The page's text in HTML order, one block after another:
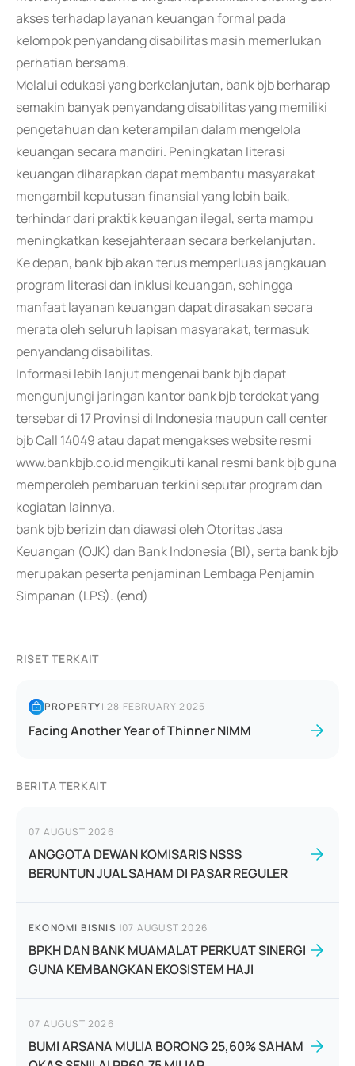
akses terhadap layanan keuangan formal pada
kelompok penyandang disabilitas masih memerlukan
perhatian bersama.
Melalui edukasi yang berkelanjutan, bank bjb berharap
semakin banyak penyandang disabilitas yang memiliki
pengetahuan dan keterampilan dalam mengelola
keuangan secara mandiri. Peningkatan literasi
keuangan diharapkan dapat membantu masyarakat
mengambil keputusan finansial yang lebih baik,
terhindar dari praktik keuangan ilegal, serta mampu
meningkatkan kesejahteraan secara berkelanjutan.
Ke depan, bank bjb akan terus memperluas jangkauan
program literasi dan inklusi keuangan, sehingga
manfaat layanan keuangan dapat dirasakan secara
merata oleh seluruh lapisan masyarakat, termasuk
penyandang disabilitas.
Informasi lebih lanjut mengenai bank bjb dapat
mengunjungi jaringan kantor bank bjb terdekat yang
tersebar di 17 Provinsi di Indonesia maupun call center
bjb Call 14049 atau dapat mengakses website resmi
www.bankbjb.co.id mengikuti kanal resmi bank bjb guna
memperoleh pembaruan terkini seputar program dan
kegiatan lainnya.
bank bjb berizin dan diawasi oleh Otoritas Jasa
Keuangan (OJK) dan Bank Indonesia (BI), serta bank bjb
merupakan peserta penjaminan Lembaga Penjamin
Simpanan (LPS). (end)
RISET TERKAIT
PROPERTY|28 FEBRUARY 2025
Facing Another Year of Thinner NIMM
BERITA TERKAIT
07 AUGUST 2026
ANGGOTA DEWAN KOMISARIS NSSS
BERUNTUN JUAL SAHAM DI PASAR REGULER
EKONOMI BISNIS |07 AUGUST 2026
BPKH DAN BANK MUAMALAT PERKUAT SINERGI
GUNA KEMBANGKAN EKOSISTEM HAJI
07 AUGUST 2026
BUMI ARSANA MULIA BORONG 25,60% SAHAM